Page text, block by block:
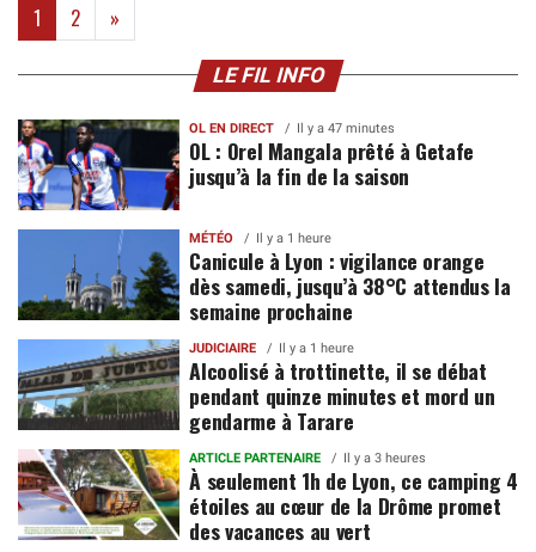
1 (current)
2 »
LE FIL INFO
OL EN DIRECT Il y a 47 minutes
OL : Orel Mangala prêté à Getafe
jusqu’à la fin de la saison
MÉTÉO Il y a 1 heure
Canicule à Lyon : vigilance orange
dès samedi, jusqu’à 38°C attendus la
semaine prochaine
JUDICIAIRE Il y a 1 heure
Alcoolisé à trottinette, il se débat
pendant quinze minutes et mord un
gendarme à Tarare
ARTICLE PARTENAIRE Il y a 3 heures
À seulement 1h de Lyon, ce camping 4
étoiles au cœur de la Drôme promet
des vacances au vert